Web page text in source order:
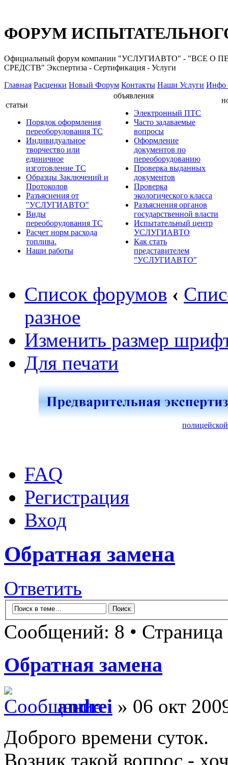
ФОРУМ
Официальный форум компании "УСЛУГИАВТО" -
СРЕДСТВ" Экспертиза - Сертификация - Услуги
Главная Расценки Новый Форум Контакты Наши Услуги Инфо
статьи
Порядок оформления
переоборудования ТС
Индивидуальное
творчество или
единичное
изготовление ТС
Образцы Заключений и
Протоколов
Разъяснения от
"УСЛУГИАВТО"
Виды
переоборудования ТС
Расчет норм расхода
топлива.
Наши работы
объявления
Электронный ПТС
Часто задаваемые
вопросы
Оформление
документов по
переоборудованию
Проверка выданных
документов
Проверка
экологического класса
Разъяснения органов
государственной власти
Испытательный центр
УСЛУГИАВТО
Как стать
представителем
"УСЛУГИАВТО"
Список форумов ‹
разное
Изменить размер
Для печати
FAQ
Регистрация
Вход
Обратная замена
Ответить
Сообщений: 8 • Страница
Обратная замена
andrei » 06 окт
Доброго времени суток.
Возник такой вопрос -